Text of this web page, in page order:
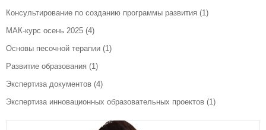
Консультирование по созданию программы развития (1)
МАК-курс осень 2025 (4)
Основы песочной терапии (1)
Развитие образования (1)
Экспертиза документов (4)
Экспертиза инновационных образовательных проектов (1)